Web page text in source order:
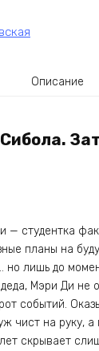
Описание
— студентка
планы на
но лишь до
Мэри Ди не
событий.
чист на руку, а
скрывает